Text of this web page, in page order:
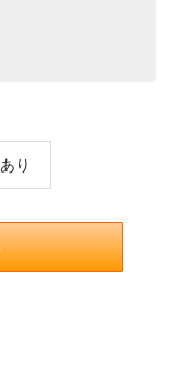
あり